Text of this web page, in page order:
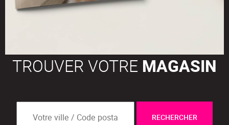
TROUVER VOTRE MAGASIN
RECHERCHER